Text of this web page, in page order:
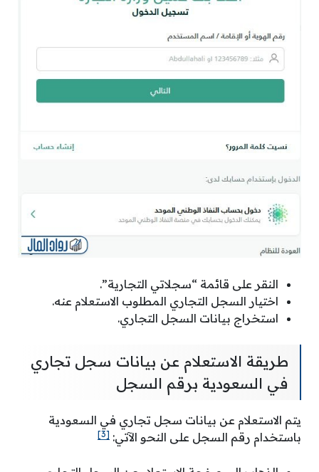
النقر على قائمة “سجلاتي التجارية”.
اختيار السجل التجاري المطلوب الاستعلام عنه.
استخراج بيانات السجل التجاري.
طريقة الاستعلام عن بيانات سجل تجاري
في السعودية برقم السجل
يتم الاستعلام عن بيانات سجل تجاري في السعودية
باستخدام رقم السجل على النحو الآتي: [3]